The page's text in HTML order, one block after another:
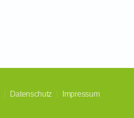
Datenschutz Impressum